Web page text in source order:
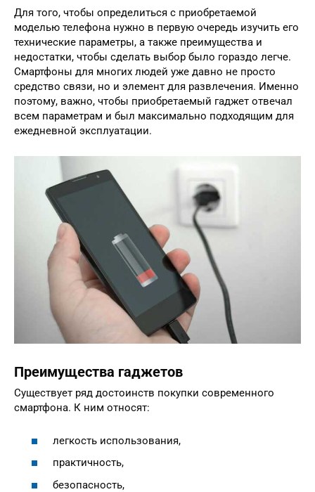
Для того, чтобы определиться с приобретаемой
моделью телефона нужно в первую очередь изучить его
технические параметры, а также преимущества и
недостатки, чтобы сделать выбор было гораздо легче.
Смартфоны для многих людей уже давно не просто
средство связи, но и элемент для развлечения. Именно
поэтому, важно, чтобы приобретаемый гаджет отвечал
всем параметрам и был максимально подходящим для
ежедневной эксплуатации.
Преимущества гаджетов
Существует ряд достоинств покупки современного
смартфона. К ним относят:
легкость использования,
практичность,
безопасность,